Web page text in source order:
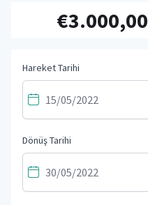
€3.000,00
Hareket Tarihi
Dönüş Tarihi